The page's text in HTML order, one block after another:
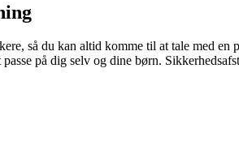
så du kan altid komme til at tale med
på dig selv og dine børn.